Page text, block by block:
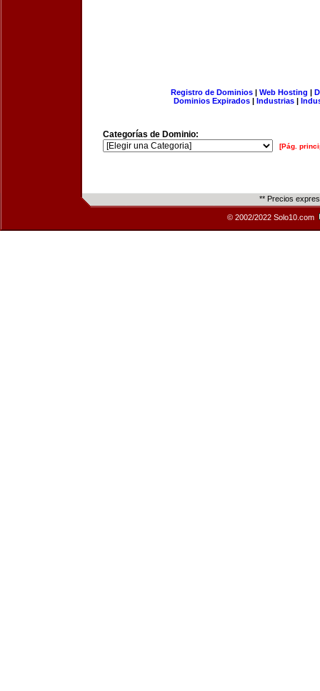
Registro de Dominios| Web Hosting |
Dominios Expirados | Industrias |
Categorías de Dominio:
[Pág.
** Precios
© 2002/2022 Solo10.com